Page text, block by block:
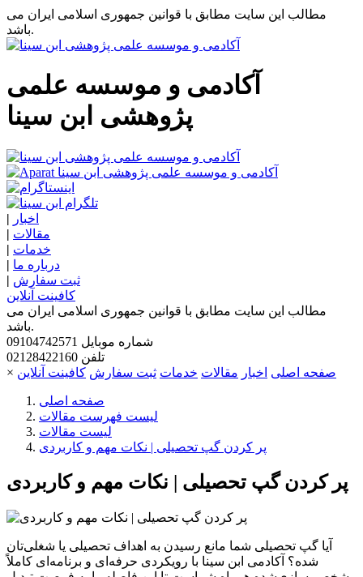
مطالب این سایت مطابق با قوانین جمهوری اسلامی ایران می
باشد.
آکادمی و موسسه علمی
پژوهشی ابن سینا
| اخبار
| مقالات
| خدمات
| درباره ما
| ثبت سفارش
کافینت آنلاین
مطالب این سایت مطابق با قوانین جمهوری اسلامی ایران می
باشد.
شماره موبایل
تلفن
×
صفحه اصلی اخبار مقالات خدمات ثبت سفارش کافینت آنلاین
صفحه اصلی
لیست فهرست مقالات
لیست مقالات
پر کردن گپ تحصیلی | نکات مهم و کاربردی
پر کردن گپ تحصیلی | نکات مهم و کاربردی
آیا گپ تحصیلی شما مانع رسیدن به اهداف تحصیلی یا شغلی‌تان
شده؟ آکادمی ابن سینا با رویکردی حرفه‌ای و برنامه‌ای کاملاً